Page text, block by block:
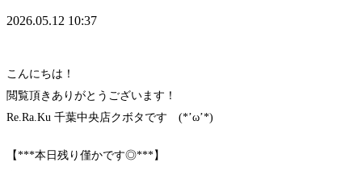
2026.05.12 10:37
こんにちは！
閲覧頂きありがとうございます！
Re.Ra.Ku 千葉中央店クボタです (*’ω’*)
【***本日残り僅かです◎***】